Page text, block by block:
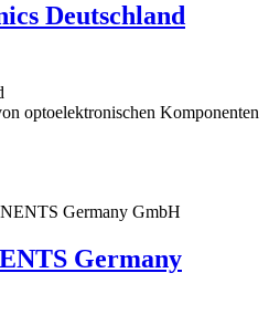
Deutschland
optoelektronischen Komponenten
Germany